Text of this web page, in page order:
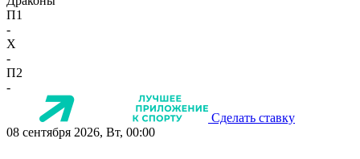
П1
-
X
-
П2
-
Сделать ставку
08 сентября 2026, Вт, 00:00